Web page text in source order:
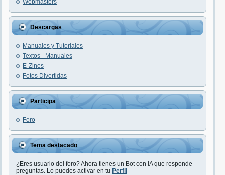
Webmasters
Descargas
Manuales y Tutoriales
Textos - Manuales
E-Zines
Fotos Divertidas
Participa
Foro
Tema destacado
¿Eres usuario del foro? Ahora tienes un Bot con IA que responde
preguntas. Lo puedes activar en tu Perfil